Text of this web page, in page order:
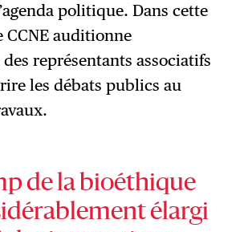
politique. Dans cette
CCNE auditionne
représentants associatifs
les débats publics au
de la bioéthique
élargi